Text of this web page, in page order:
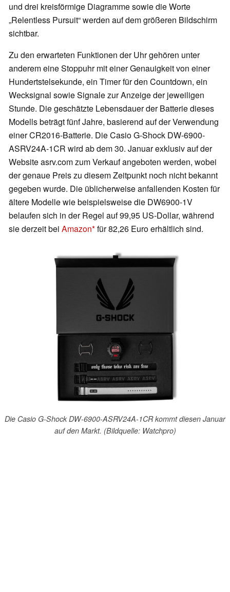
und drei kreisförmige Diagramme sowie die Worte
„Relentless Pursuit“ werden auf dem größeren Bildschirm
sichtbar.
Zu den erwarteten Funktionen der Uhr gehören unter
anderem eine Stoppuhr mit einer Genauigkeit von einer
Hundertstelsekunde, ein Timer für den Countdown, ein
Wecksignal sowie Signale zur Anzeige der jeweiligen
Stunde. Die geschätzte Lebensdauer der Batterie dieses
Modells beträgt fünf Jahre, basierend auf der Verwendung
einer CR2016-Batterie. Die Casio G-Shock DW-6900-
ASRV24A-1CR wird ab dem 30. Januar exklusiv auf der
Website asrv.com zum Verkauf angeboten werden, wobei
der genaue Preis zu diesem Zeitpunkt noch nicht bekannt
gegeben wurde. Die üblicherweise anfallenden Kosten für
ältere Modelle wie beispielsweise die DW6900-1V
belaufen sich in der Regel auf 99,95 US-Dollar, während
sie derzeit bei Amazon für 82,26 Euro erhältlich sind.
Die Casio G-Shock DW-6900-ASRV24A-1CR kommt diesen Januar
auf den Markt. (Bildquelle: Watchpro)